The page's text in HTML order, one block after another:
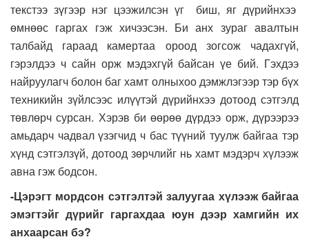
текстээ зүгээр нэг цээжилсэн үг биш, яг дүрийнхээ
өмнөөс гаргах гэж хичээсэн. Би анх зураг авалтын
талбайд гараад камертаа ороод зогсож чадахгүй,
гэрэлдээ ч сайн орж мэдэхгүй байсан үе бий. Гэхдээ
найруулагч болон баг хамт олныхоо дэмжлэгээр тэр бүх
техникийн зүйлсээс илүүтэй дүрийнхээ дотоод сэтгэлд
төвлөрч сурсан. Хэрэв би өөрөө дүрдээ орж, дүрээрээ
амьдарч чадвал үзэгчид ч бас түүний туулж байгаа тэр
хүнд сэтгэлзүй, дотоод зөрчлийг нь хамт мэдэрч хүлээж
авна гэж бодсон.
-Цэрэгт мордсон сэтгэлтэй залуугаа хүлээж байгаа
эмэгтэйг дүрийг гаргахдаа юун дээр хамгийн их
анхаарсан бэ?